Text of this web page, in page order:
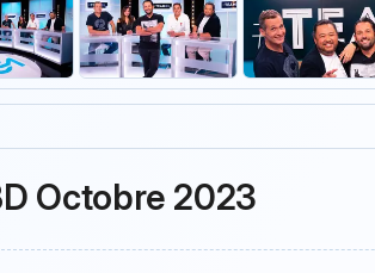
Octobre 2023